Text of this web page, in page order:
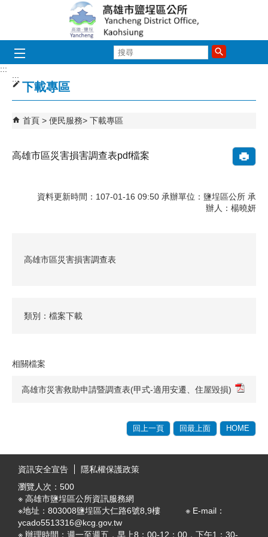
跳到主要內容區塊
尋
:::
:::
下載專區
首頁 便民服務 下載專區
高雄市區災害損害調查表pdf檔案
資料更新時間：107-01-16 09:50 承辦單位：鹽埕區公所 承
辦人：楊曉妍
高雄市區災害損害調查表
類別：檔案下載
相關檔案
高雄市災害救助申請暨調查表(甲式-適用安遷、住屋毀損)
回上一頁 回最上面 HOME
資訊安全宣告
隱私權保護政策
瀏覽人次： 500
※ 高雄市鹽埕區公所資訊服務網
※地址：803008鹽埕區大仁路6號8,9樓 ※ E-mail：
ycado5513316@kcg.gov.tw
※ 辦理時間：週一至週五，早上8：00-12：00，下午1：30-